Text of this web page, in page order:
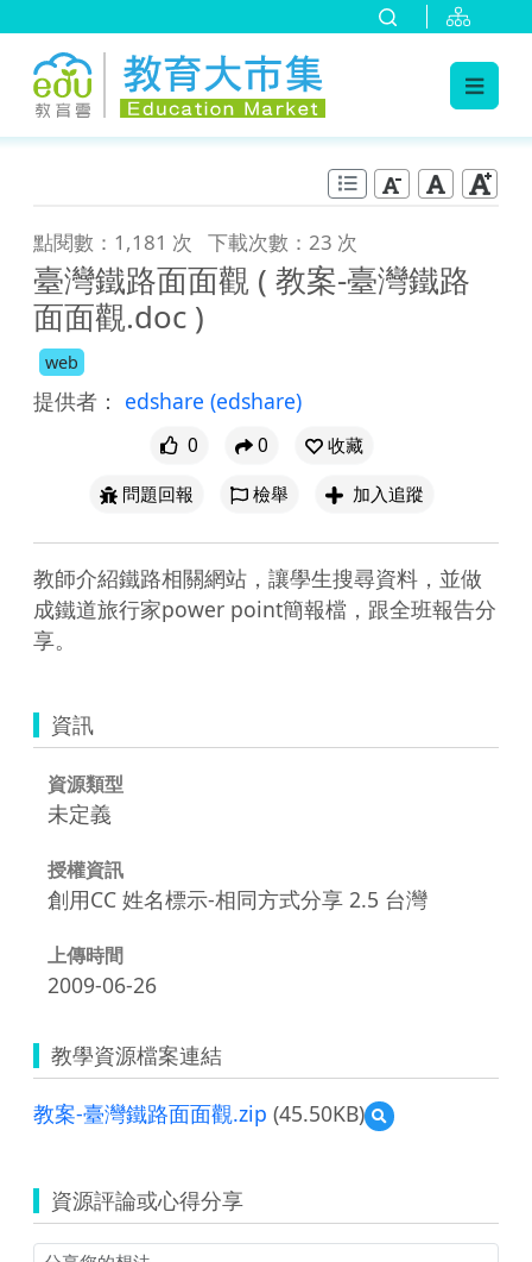
點閱數：1,181 次 下載次數：23 次
臺灣鐵路面面觀 ( 教案-臺灣鐵路
面面觀.doc )
web
提供者： edshare (edshare)
0 0
收藏
問題回報
檢舉 加入追蹤
教師介紹鐵路相關網站，讓學生搜尋資料，並做
成鐵道旅行家power point簡報檔，跟全班報告分
享。
資訊
資源類型
未定義
授權資訊
創用CC 姓名標示-相同方式分享 2.5 台灣
上傳時間
2009-06-26
教學資源檔案連結
教案-臺灣鐵路面面觀.zip (45.50KB)
預
覽
灣
鐵
資源評論或心得分享